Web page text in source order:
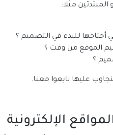
مثلا:
أحتاجها للبدء في التصميم ؟
الموقع من وقت ؟
؟
عليها تابعوا معنا.
الإلكترونية